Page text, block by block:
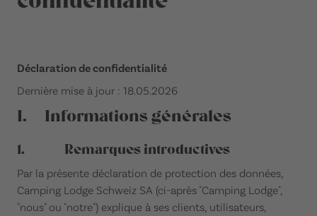
Déclaration de confidentialité
Dernière mise à jour : 18.05.2026
I. Informations générales
1. Remarques introductives
Par la présente déclaration de protection des données,
Camping Lodge Schweiz SA (ci-après "Camping Lodge",
"nous" ou "notre") explique à ses clients, utilisateurs,